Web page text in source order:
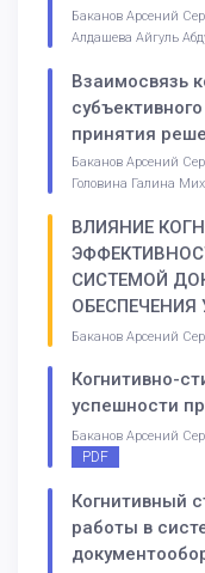
Баканов Арсений
Алдашева Айгуль
Взаимосвязь
принятия
Баканов Арсений
Головина Галина
ВЛИЯНИЕ
СИСТЕМОЙ
ОБЕСПЕЧЕНИЯ
Баканов Арсений
Когнитивно-
успешности
Баканов Арсений
PDF
Когнитивный
работы в